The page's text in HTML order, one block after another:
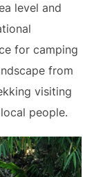
level and
for camping
from
visiting
people.